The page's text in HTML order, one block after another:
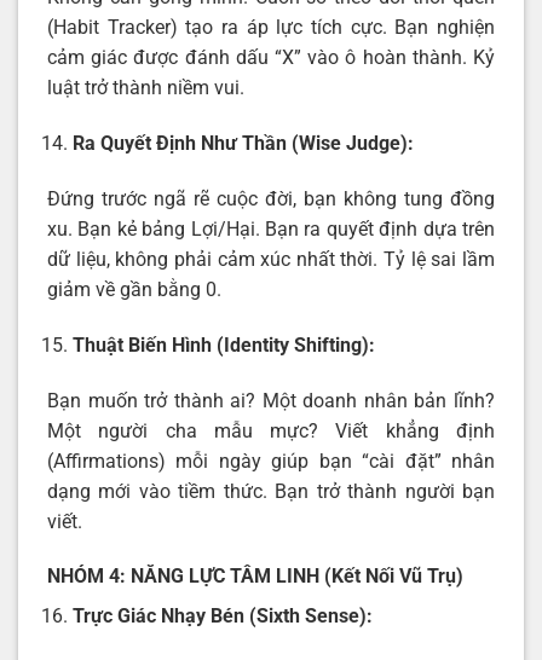
(Habit Tracker) tạo ra áp lực tích cực. Bạn nghiện
cảm giác được đánh dấu “X” vào ô hoàn thành. Kỷ
luật trở thành niềm vui.
Ra Quyết Định Như Thần (Wise Judge):
Đứng trước ngã rẽ cuộc đời, bạn không tung đồng
xu. Bạn kẻ bảng Lợi/Hại. Bạn ra quyết định dựa trên
dữ liệu, không phải cảm xúc nhất thời. Tỷ lệ sai lầm
giảm về gần bằng 0.
Thuật Biến Hình (Identity Shifting):
Bạn muốn trở thành ai? Một doanh nhân bản lĩnh?
Một người cha mẫu mực? Viết khẳng định
(Affirmations) mỗi ngày giúp bạn “cài đặt” nhân
dạng mới vào tiềm thức. Bạn trở thành người bạn
viết.
NHÓM 4: NĂNG LỰC TÂM LINH (Kết Nối Vũ Trụ)
Trực Giác Nhạy Bén (Sixth Sense):